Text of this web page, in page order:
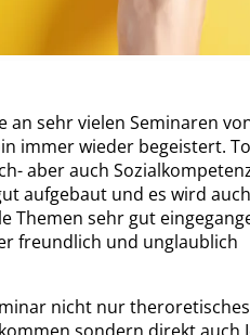
an sehr vielen Seminaren
immer wieder begeistert.
aber auch
aufgebaut und es wird auch
Themen sehr gut
freundlich und unglaublich
nicht nur theroretisches